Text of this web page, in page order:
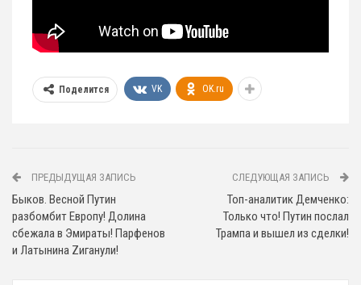
Поделится VK OK.ru
ПРЕДЫДУЩАЯ ЗАПИСЬ
Быков. Весной Путин
разбомбит Европу! Долина
сбежала в Эмираты! Парфенов
и Латынина Zиганули!
СЛЕДУЮЩАЯ ЗАПИСЬ
Топ-аналитик Демченко:
Только что! Путин послал
Трампа и вышел из сделки!